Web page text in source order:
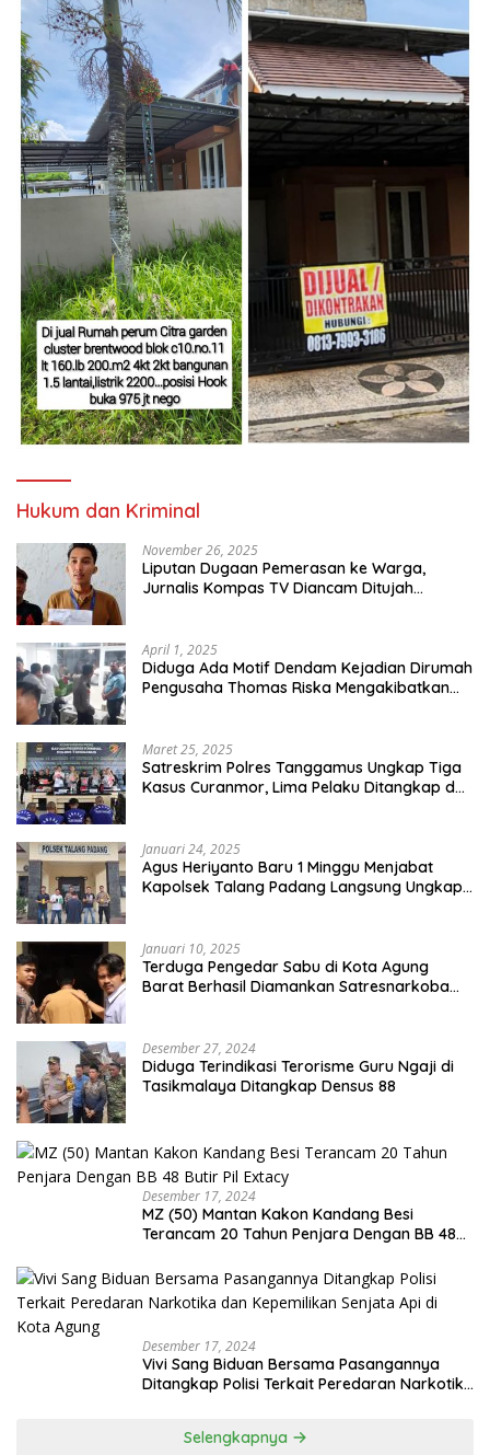
Hukum dan Kriminal
November 26, 2025
Liputan Dugaan Pemerasan ke Warga,
Jurnalis Kompas TV Diancam Ditujah
April 1, 2025
Diduga Ada Motif Dendam Kejadian Dirumah
Pengusaha Thomas Riska Mengakibatkan
Maret 25, 2025
Satreskrim Polres Tanggamus Ungkap Tiga
Kasus Curanmor, Lima Pelaku Ditangkap dan
Januari 24, 2025
Agus Heriyanto Baru 1 Minggu Menjabat
Kapolsek Talang Padang Langsung Ungkap
Januari 10, 2025
Terduga Pengedar Sabu di Kota Agung
Barat Berhasil Diamankan Satresnarkoba
Desember 27, 2024
Diduga Terindikasi Terorisme Guru Ngaji di
Tasikmalaya Ditangkap Densus 88
Desember 17, 2024
MZ (50) Mantan Kakon Kandang Besi
Terancam 20 Tahun Penjara Dengan BB 48
Desember 17, 2024
Vivi Sang Biduan Bersama Pasangannya
Ditangkap Polisi Terkait Peredaran Narkotika
Selengkapnya